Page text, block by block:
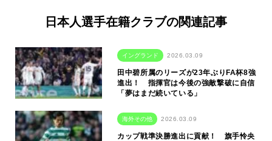
日本人選手在籍クラブの関連記事
イングランド 2026.03.09
田中碧所属のリーズが23年ぶりFA杯8強
進出！ 指揮官は今後の強敵撃破に自信
「夢はまだ続いている」
海外その他 2026.03.09
カップ戦準決勝進出に貢献！ 旗手怜央